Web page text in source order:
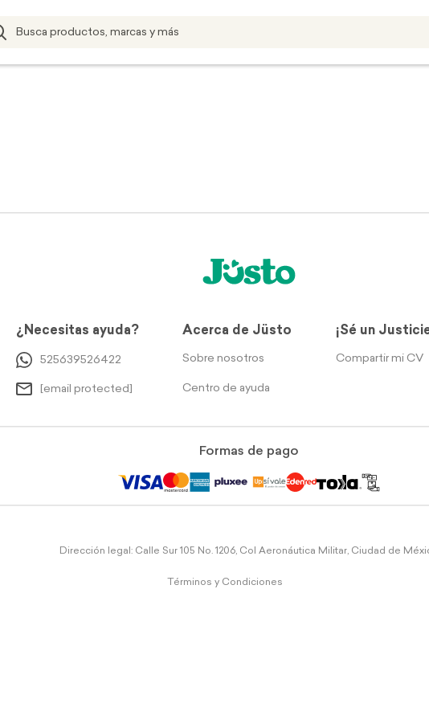
¿Necesitas ayuda?
525639526422
[email protected]
Acerca de Jüsto
Sobre nosotros
Centro de ayuda
¡Sé un
Compartir mi CV
Formas de pago
Dirección legal: Calle Sur 105 No. 1206, Col Aeronáutica Militar, Ciudad de
Términos y Condiciones